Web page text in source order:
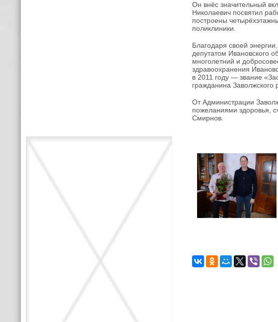
Он внёс значительный
Николаевич посвятил
построены
поликлиники.
Благодаря своей
депутатом Ивановского
многолетний и
здравоохранения
в 2011 году — звание
гражданина Заволжского
От Администрации
пожеланиями здоровья,
Смирнов.